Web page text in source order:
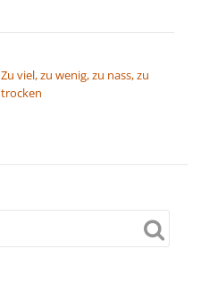
Zu viel, zu wenig, zu nass, zu
trocken